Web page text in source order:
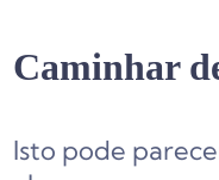
Caminhar
Isto pode